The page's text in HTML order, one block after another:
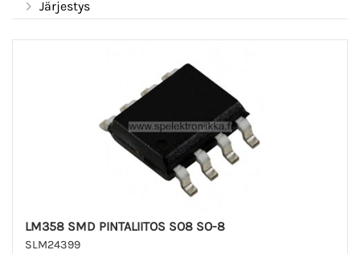
Järjestys
LM358 SMD PINTALIITOS SO8 SO-8
SLM24399